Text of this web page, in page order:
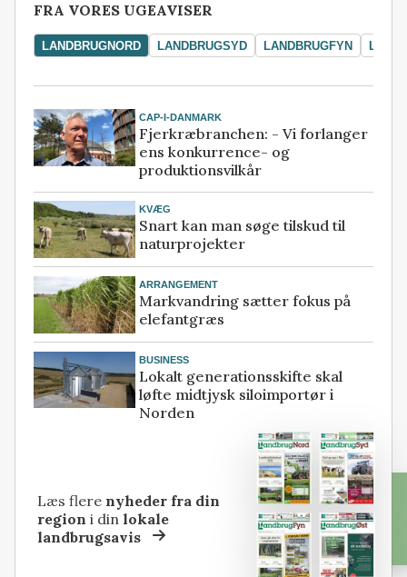
FRA VORES UGEAVISER
LANDBRUGNORD LANDBRUGSYD LANDBRUGFYN
CAP-I-DANMARK
Fjerkræbranchen: - Vi forlanger
ens konkurrence- og
produktionsvilkår
KVÆG
Snart kan man søge tilskud til
naturprojekter
ARRANGEMENT
Markvandring sætter fokus på
elefantgræs
BUSINESS
Lokalt generationsskifte skal
løfte midtjysk siloimportør i
Norden
Læs flere nyheder fra din
region i dinlokale
landbrugsavis